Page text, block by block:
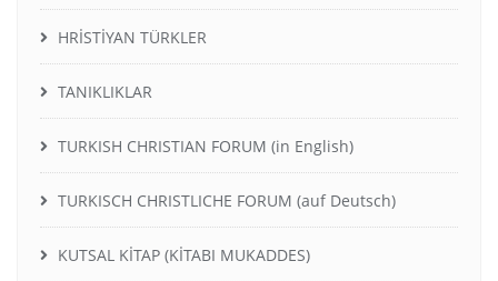
HRİSTİYAN TÜRKLER
TANIKLIKLAR
TURKISH CHRISTIAN FORUM (in English)
TURKISCH CHRISTLICHE FORUM (auf Deutsch)
KUTSAL KİTAP (KİTABI MUKADDES)